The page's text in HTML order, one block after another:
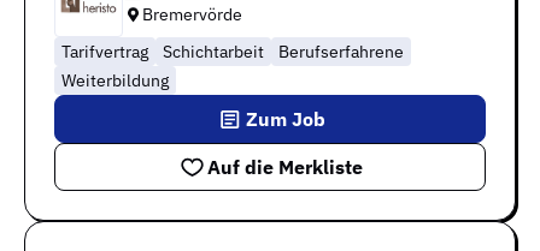
Bremervörde
Tarifvertrag
Schichtarbeit
Berufserfahrene
Weiterbildung
Auf die Merkliste
Zum Job